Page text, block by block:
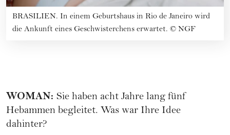
BRASILIEN. In einem Geburtshaus in Rio de Janeiro wird
die Ankunft eines Geschwisterchens erwartet. © NGF
WOMAN: Sie haben acht Jahre lang fünf
Hebammen begleitet. Was war Ihre Idee
dahinter?